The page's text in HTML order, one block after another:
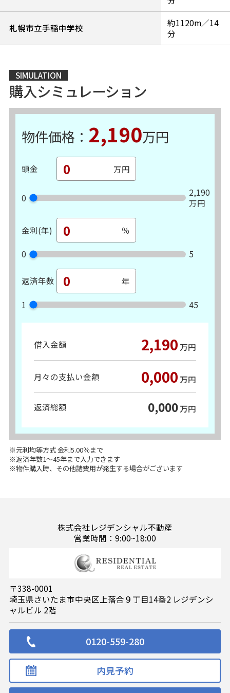
札幌市立手稲中学校
約1120m／14
分
SIMULATION
購入シミュレーション
物件価格： 2,190万円
頭金
0
2,190
万円
金利(年)
0 5
返済年数
1 45
借入金額 2,190 万円
月々の支払い金額 0,000 万円
返済総額 0,000万円
※元利均等方式 金利5.00％まで
※返済年数1～45年まで入力できます
※物件購入時、その他諸費用が発生する場合がございます
株式会社レジデンシャル不動産
営業時間：9:00~18:00
〒338-0001
埼玉県さいたま市中央区上落合９丁目14番2 レジデンシ
ャルビル 2階
0120-559-280
内見予約